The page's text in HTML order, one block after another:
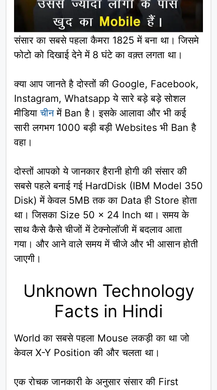
संसार का सबसे पहला कैमरा 1825 में बना था। जिसमे
फोटो को दिखाई देने में 8 घंटे का वक़्त लगता था।
क्या आप जानते है दोस्तों की Google, Facebook,
Instagram, Whatsapp ये सारे बड़े बड़े सोशल
मीडियाचीनमें Ban है। इसके आलावा और भी कई
सारी लगभग 1000 बड़ी बड़ी Websites भी Ban है
वहा।
दोस्तों आपको ये जानकार हैरानी होगी की संसार की
सबसे पहले बनाई गई HardDisk (IBM Model 350
Disk) में केवल 5MB तक का Data ही Store होता
था। जिसका Size 50 x 24 Inch था। समय के
साथ कैसे कैसे चीजों में टेक्नोलॉजी में बदलाव आता
गया। और आने वाले समय में चीजे और भी आसान होती
जाएगी।
Unknown Technology
Facts in Hindi
World का सबसे पहला Mouse लकड़ी का था जो
केवल X-Y Position की और चलता था।
एक रोचक जानकारी के अनुसार संसार की First